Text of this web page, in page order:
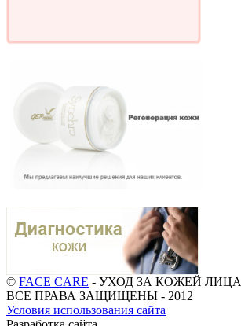
© FACE CARE - УХОД ЗА КОЖЕЙ ЛИЦА
ВСЕ ПРАВА ЗАЩИЩЕНЫ - 2012
Условия использования сайта